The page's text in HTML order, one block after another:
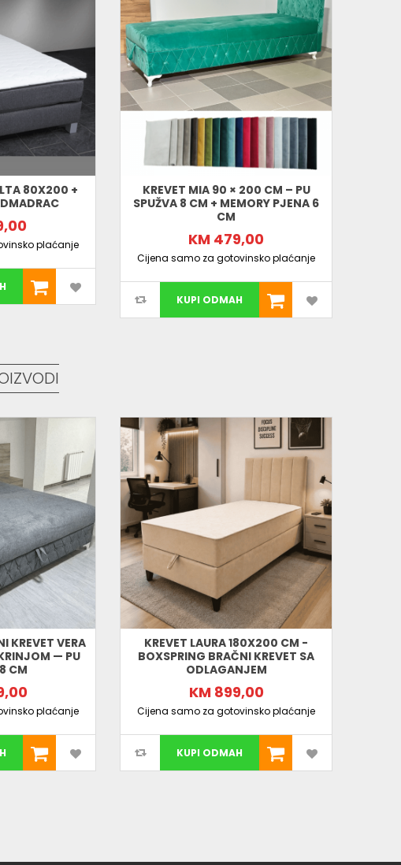
koži i dekorativnom platnu
ispod ležišta
i bolji san
i dug vijek trajanja
sa spremnikom
koji spaja udobnost, praktičnost i moderan
je odličan izbor za vašu spavaću sobu.
80X200 +
plaćanje
KREVET MIA 90 × 200 CM – PU
SPUŽVA 8 CM + MEMORY PJENA 6
CM
KM 479,00
Cijena samo za gotovinsko plaćanje
KUPI ODMAH
KREVET VERA
— PU
CM
plaćanje
KREVET LAURA 180X200 CM -
BOXSPRING BRAČNI KREVET SA
ODLAGANJEM
KM 899,00
Cijena samo za gotovinsko plaćanje
KUPI ODMAH